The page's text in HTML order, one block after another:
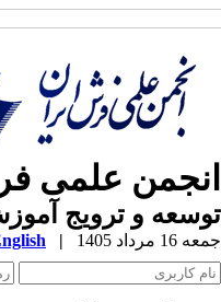
انجمن علمی
توسعه و ترویج
جمعه 16 مرداد 1405 |